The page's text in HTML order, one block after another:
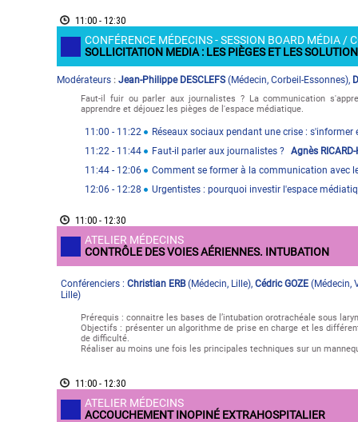
11:00 - 12:30
CONFÉRENCE MÉDECINS - SESSION BOARD MÉDIA /
SOLLICITATION MEDIA : LES PIÈGES ET LES
Modérateurs : Jean-Philippe DESCLEFS(Médecin, Corbeil-Essonnes),
Faut-il fuir ou parler aux journalistes ? La communication
apprendre et déjouez les pièges de l'espace médiatique.
11:00 - 11:22
Réseaux sociaux pendant une crise :
11:22 - 11:44 Faut-il parler aux journalistes ? Agnès
11:44 - 12:06
Comment se former à la communication avec
12:06 - 12:28 Urgentistes : pourquoi investir l'espace
11:00 - 12:30
ATELIER MÉDECINS
CONTRÔLE DES VOIES AÉRIENNES. INTUBATION
Conférenciers : Christian ERB(Médecin, Lille), Cédric GOZE (Médecin,
Lille)
Prérequis : connaitre les bases de l’intubation orotrachéale sous
Objectifs : présenter un algorithme de prise en charge et les
de difficulté.
Réaliser au moins une fois les principales techniques sur un
11:00 - 12:30
ATELIER MÉDECINS
ACCOUCHEMENT INOPINÉ EXTRAHOSPITALIER